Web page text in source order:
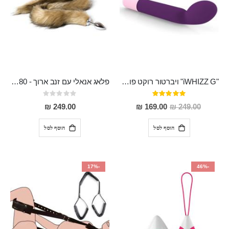
"iWHIZZ G" ויברטור רוקט פוקט קלאסי נטען בעל 10 מהירויות מסיליקון רפואי מיוחד לנקודת ה-G
דירוג:
100%
249.00 ₪
מחיר
מבצע
169.00 ₪
הוסף לסל
פלאג אנאלי עם זנב ארוך - 80 סמ ויפה במיוחד Dinlas
Rating:
0%
249.00 ₪
הוסף לסל
-46%
-17%